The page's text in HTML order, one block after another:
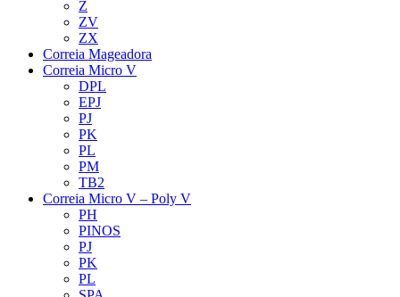
Z
ZV
ZX
Correia Mageadora
Correia Micro V
DPL
EPJ
PJ
PK
PL
PM
TB2
Correia Micro V – Poly V
PH
PINOS
PJ
PK
PL